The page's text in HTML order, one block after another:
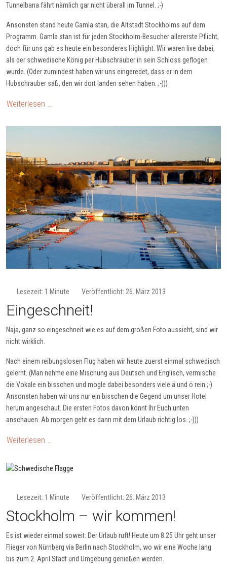
Tunnelbana fährt nämlich gar nicht überall im Tunnel. ;-)
Ansonsten stand heute Gamla stan, die Altstadt Stockholms auf dem
Programm. Gamla stan ist für jeden Stockholm-Besucher allererste Pflicht,
doch für uns gab es heute ein besonderes Highlight: Wir waren live dabei,
als der schwedische König per Hubschrauber in sein Schloss geflogen
wurde. (Oder zumindest haben wir uns eingeredet, dass er in dem
Hubschrauber saß, den wir dort landen sehen haben. ;-)))
Weiterlesen …
Lesezeit: 1 Minute Veröffentlicht: 26. März 2013
Eingeschneit!
Naja, ganz so eingeschneit wie es auf dem großen Foto aussieht, sind wir
nicht wirklich.
Nach einem reibungslosen Flug haben wir heute zuerst einmal schwedisch
gelernt. (Man nehme eine Mischung aus Deutsch und Englisch, vermische
die Vokale ein bisschen und mogle dabei besonders viele ä und ö rein ;-)
Ansonsten haben wir uns nur ein bisschen die Gegend um unser Hotel
herum angeschaut. Die ersten Fotos davon könnt Ihr Euch unten
anschauen. Ab morgen geht es dann mit dem Urlaub richtig los. ;-)))
Weiterlesen …
Lesezeit: 1 Minute Veröffentlicht: 26. März 2013
Stockholm – wir kommen!
Es ist wieder einmal soweit: Der Urlaub ruft! Heute um 8.25 Uhr geht unser
Flieger von Nürnberg via Berlin nach Stockholm, wo wir eine Woche lang
bis zum 2. April Stadt und Umgebung genießen werden.